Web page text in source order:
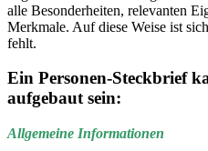
alle Besonderheiten, relevanten
Merkmale. Auf diese Weise ist
fehlt.
Ein Personen-Steckbrief
aufgebaut sein:
Allgemeine Informationen